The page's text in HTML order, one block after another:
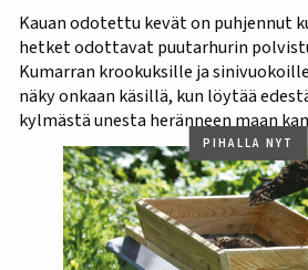
Kauan odotettu kevät on puhjennut
hetket odottavat puutarhurin
Kumarran krookuksille ja
näky onkaan käsillä, kun löytää
kylmästä unesta heränneen maan
PIHALLA NYT